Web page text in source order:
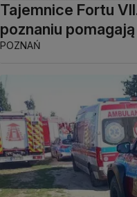
Tajemnice Fortu
poznaniu
POZNAŃ